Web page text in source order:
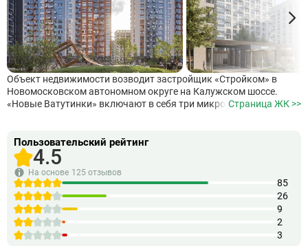
Объект недвижимости возводит застройщик «Стройком» в
Новомосковском автономном округе на Калужском шоссе.
«Новые Ватутинки» включают в себя три микрорайона:
Застройщик предлагает готовую дизайнерскую отделку «под
ключ». На территории комплекса предусмотрены: · Детские
площадки; · Зоны отдыха; · Качественное покрытие
тротуаров; · Площадки для прогулки с собаками; ·
Подземные и надземные паркинги; · Многофункциональные
торговые центры; · Салоны красоты; · Центр
государственных услуг «Мои документы». До ближайших
станций метро «Тёплый стан» и «Коммунарка» можно
добраться на личном или общественном транспорте за 30
Страница ЖК >>
Пользовательский рейтинг
4.5
На основе 125 отзывов
85
26
9
2
3